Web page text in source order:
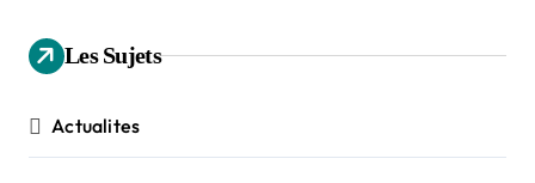
Les Sujets
Actualites